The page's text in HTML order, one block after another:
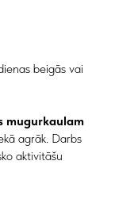
beigās vai
mugurkaulam
agrāk. Darbs
aktivitāšu